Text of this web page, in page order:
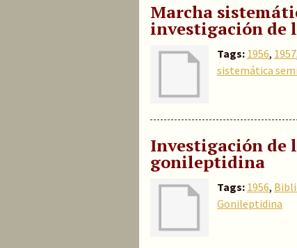
Marcha
investigación de
Tags: 1956, 1957
sistemática
Investigación de
gonileptidina
Tags: 1956,
Gonileptidina